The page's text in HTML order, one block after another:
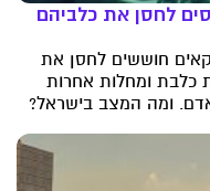
לחסן את כלביהם
חוששים לחסן את
כלבת ומחלות אחרות
ומה המצב בישראל?